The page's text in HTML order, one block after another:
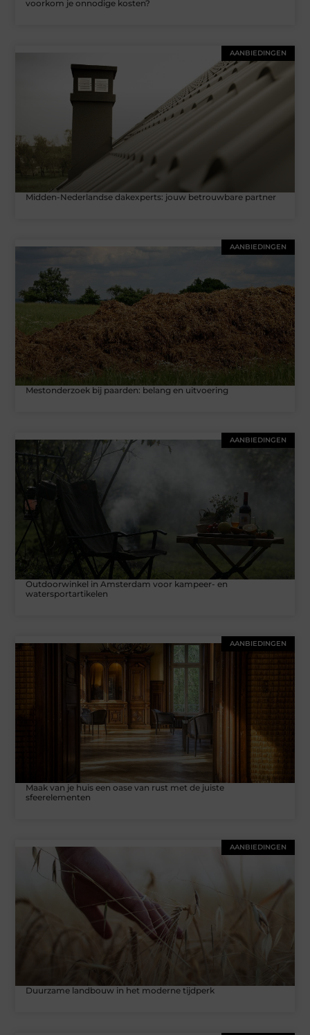
voorkom je onnodige kosten?
AANBIEDINGEN
Midden-Nederlandse dakexperts: jouw betrouwbare partner
AANBIEDINGEN
Mestonderzoek bij paarden: belang en uitvoering
AANBIEDINGEN
Outdoorwinkel in Amsterdam voor kampeer- en
watersportartikelen
AANBIEDINGEN
Maak van je huis een oase van rust met de juiste
sfeerelementen
AANBIEDINGEN
Duurzame landbouw in het moderne tijdperk